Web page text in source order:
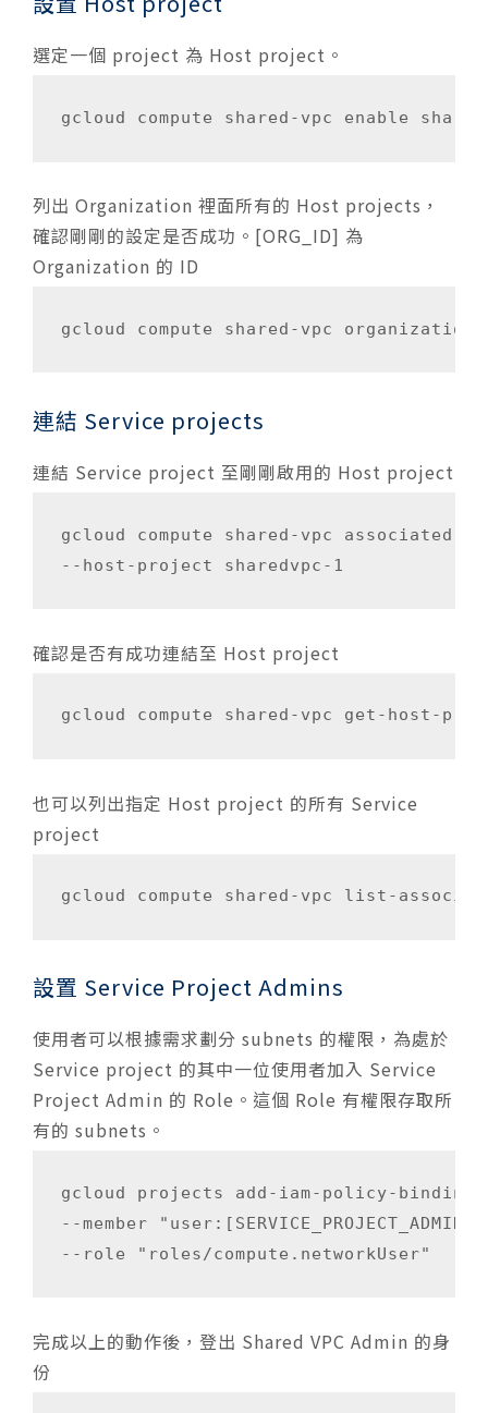
選定一個 project 為 Host project。
gcloud compute shared-vpc enable
列出 Organization 裡面所有的 Host projects，
確認剛剛的設定是否成功。[ORG_ID] 為
Organization 的 ID
gcloud compute shared-vpc
連結 Service projects
連結 Service project 至剛剛啟用的 Host project
gcloud compute shared-vpc associated-
--host-project sharedvpc-1
確認是否有成功連結至 Host project
gcloud compute shared-vpc get-host-
也可以列出指定 Host project 的所有 Service
project
gcloud compute shared-vpc list-
設置 Service Project Admins
使用者可以根據需求劃分 subnets 的權限，為處於
Service project 的其中一位使用者加入 Service
Project Admin 的 Role。這個 Role 有權限存取所
有的 subnets。
gcloud projects add-iam-policy-binding
--member
--role "roles/compute.networkUser"
完成以上的動作後，登出 Shared VPC Admin 的身
份